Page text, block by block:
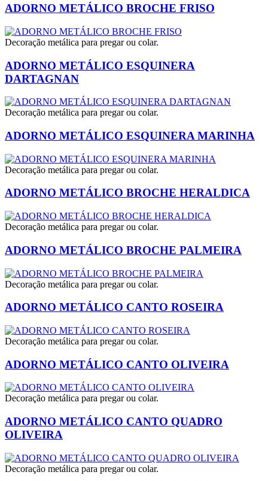
ADORNO METÁLICO BROCHE FRISO
Decoração metálica para pregar ou colar.
ADORNO METÁLICO ESQUINERA
DARTAGNAN
Decoração metálica para pregar ou colar.
ADORNO METÁLICO ESQUINERA MARINHA
Decoração metálica para pregar ou colar.
ADORNO METÁLICO BROCHE HERALDICA
Decoração metálica para pregar ou colar.
ADORNO METÁLICO BROCHE PALMEIRA
Decoração metálica para pregar ou colar.
ADORNO METÁLICO CANTO ROSEIRA
Decoração metálica para pregar ou colar.
ADORNO METÁLICO CANTO OLIVEIRA
Decoração metálica para pregar ou colar.
ADORNO METÁLICO CANTO QUADRO
OLIVEIRA
Decoração metálica para pregar ou colar.